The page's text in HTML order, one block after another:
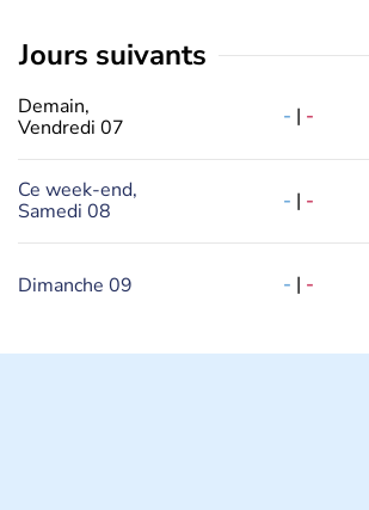
jours suivants
Demain,
Vendredi 07
- | -
Ce week-end,
Samedi 08
- | -
Dimanche 09 - | -